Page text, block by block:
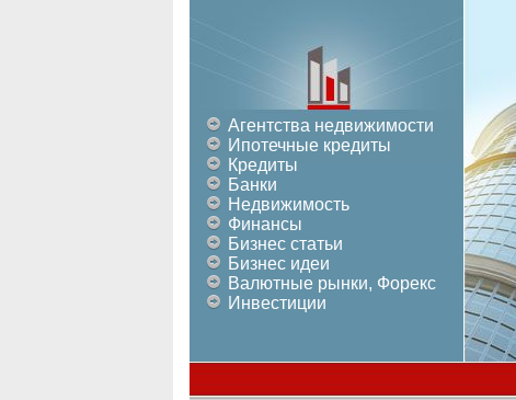
Агентства недвижимости
Ипотечные кредиты
Кредиты
Банки
Недвижимость
Финансы
Бизнес статьи
Бизнес идеи
Валютные рынки, Форекс
Инвестиции